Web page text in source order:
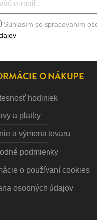
Súhlasím so spracovaním
O NÁKUPE
hodiniek
a platby
a výmena tovaru
podmienky
o používaní cookies
osobných údajov